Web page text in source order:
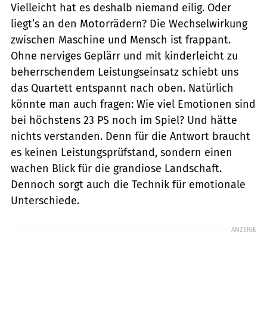
Vielleicht hat es deshalb niemand eilig. Oder
liegt’s an den Motorrädern? Die Wechselwirkung
zwischen Maschine und Mensch ist frappant.
Ohne nerviges Geplärr und mit kinderleicht zu
beherrschendem Leistungseinsatz schiebt uns
das Quartett entspannt nach oben. Natürlich
könnte man auch fragen: Wie viel Emotionen sind
bei höchstens 23 PS noch im Spiel? Und hätte
nichts verstanden. Denn für die Antwort braucht
es keinen Leistungsprüfstand, sondern einen
wachen Blick für die grandiose Landschaft.
Dennoch sorgt auch die Technik für emotionale
Unterschiede.
ANZEIGE